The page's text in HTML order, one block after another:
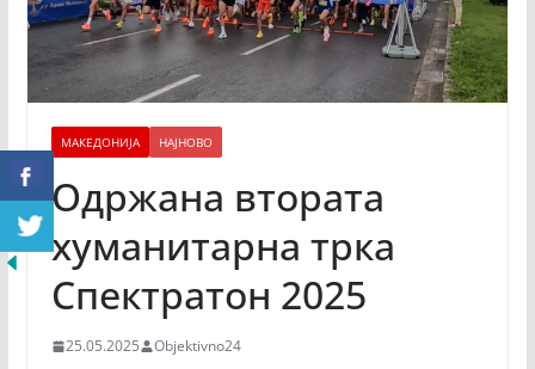
МАКЕДОНИЈА НАЈНОВО
Одржана втората
хуманитарна трка
Спектратон 2025
25.05.2025 Objektivno24